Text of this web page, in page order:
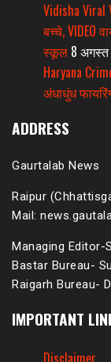
Vidisha Viral
बच्चे, VIDEO
स्कूल 8
Haryana
अंधाधुंध
ADDRESS
Gaurtalab News
Raipur
Mail:
Managing Editor-
Bastar Bureau-
Raigarh Bureau-
IMPORTANT
Disclaimer